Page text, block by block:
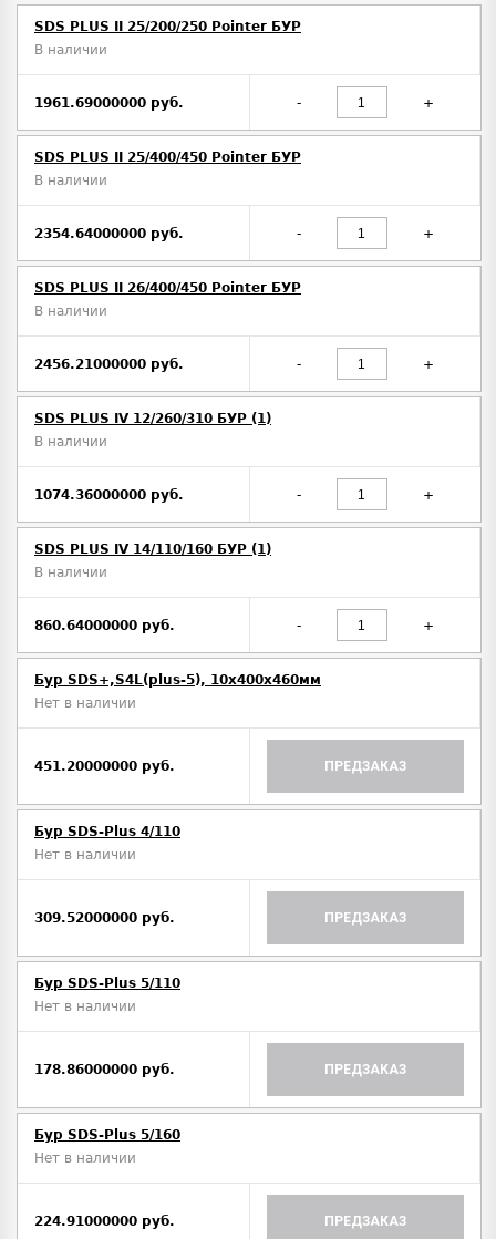
SDS PLUS II 25/200/250 Pointer БУР
В наличии
1961.69000000 руб. - +
SDS PLUS II 25/400/450 Pointer БУР
В наличии
2354.64000000 руб. - +
SDS PLUS II 26/400/450 Pointer БУР
В наличии
2456.21000000 руб. - +
SDS PLUS IV 12/260/310 БУР (1)
В наличии
1074.36000000 руб. - +
SDS PLUS IV 14/110/160 БУР (1)
В наличии
860.64000000 руб. - +
Бур SDS+,S4L(plus-5), 10х400x460мм
Нет в наличии
451.20000000 руб. ПРЕДЗАКАЗ
Бур SDS-Plus 4/110
Нет в наличии
309.52000000 руб. ПРЕДЗАКАЗ
Бур SDS-Plus 5/110
Нет в наличии
178.86000000 руб. ПРЕДЗАКАЗ
Бур SDS-Plus 5/160
Нет в наличии
224.91000000 руб. ПРЕДЗАКАЗ